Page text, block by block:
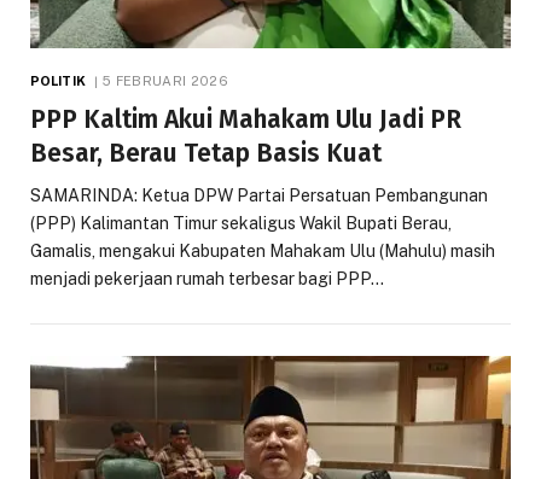
POLITIK 5 FEBRUARI 2026
PPP Kaltim Akui Mahakam Ulu Jadi PR
Besar, Berau Tetap Basis Kuat
SAMARINDA: Ketua DPW Partai Persatuan Pembangunan
(PPP) Kalimantan Timur sekaligus Wakil Bupati Berau,
Gamalis, mengakui Kabupaten Mahakam Ulu (Mahulu) masih
menjadi pekerjaan rumah terbesar bagi PPP…